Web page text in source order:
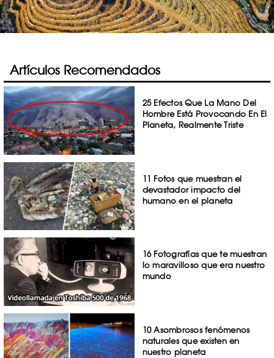
Artículos Recomendados
25 Efectos Que La Mano Del
Hombre Está Provocando En El
Planeta, Realmente Triste
11 Fotos que muestran el
devastador impacto del
humano en el planeta
16 Fotografías que te muestran
lo maravilloso que era nuestro
mundo
10 Asombrosos fenómenos
naturales que existen en
nuestro planeta